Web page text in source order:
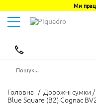
Ми
Toggle
navigation
Головна / Дорожні сумки /
Blue Square (B2) Cognac